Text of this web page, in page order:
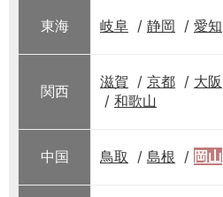
東海 岐阜 静岡 愛知
関西
滋賀 京都 大阪
和歌山
中国 鳥取 島根 岡山